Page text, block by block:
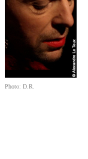
Photo: D.R.